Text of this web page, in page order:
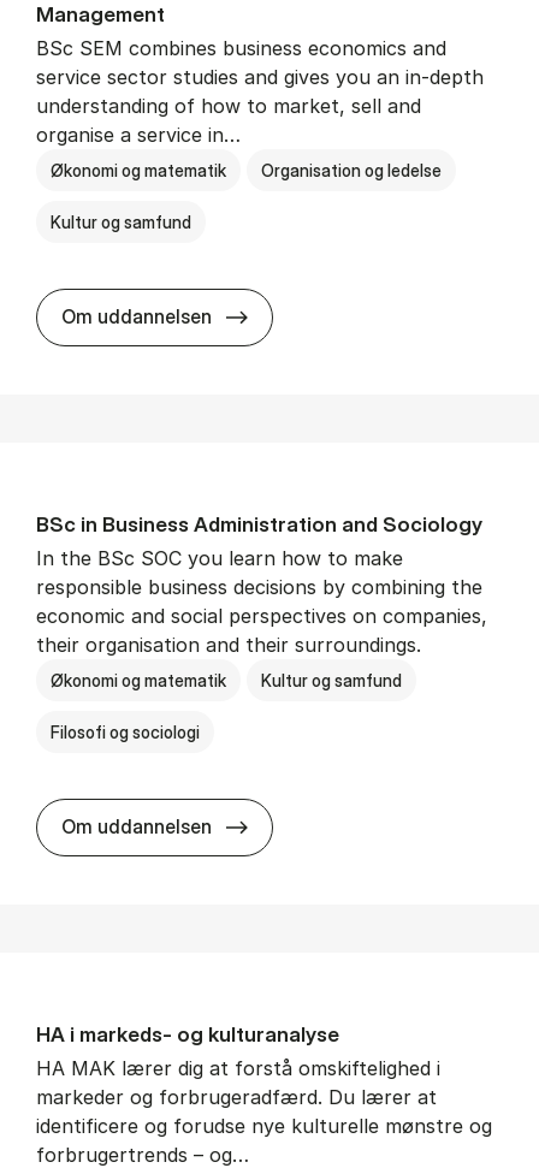
Man­age­ment
BSc SEM combines business economics and
service sector studies and gives you an in-depth
understanding of how to market, sell and
organise a service in…
Økonomi og matematik Organisation og ledelse
Kultur og samfund
Om uddannelsen BSc in Busi­ness Ad­min­is­tra­tion
BSc in Busi­ness Ad­min­is­tra­tion and So­ci­ology
In the BSc SOC you learn how to make
responsible business decisions by combining the
economic and social perspectives on companies,
their organisation and their surroundings.
Økonomi og matematik Kultur og samfund
Filosofi og sociologi
Om uddannelsen BSc in Busi­ness Ad­min­is­tra­tion
HA i mar­keds- og kul­tu­r­a­na­ly­se
HA MAK lærer dig at forstå omskiftelighed i
markeder og forbrugeradfærd. Du lærer at
identificere og forudse nye kulturelle mønstre og
forbrugertrends – og…